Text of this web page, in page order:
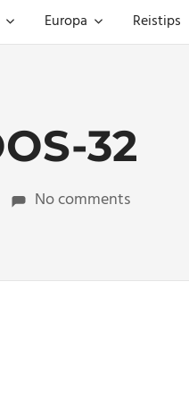
Europa Reistips
32
No comments